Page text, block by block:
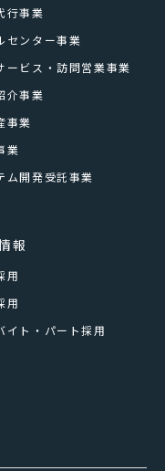
行事業
センター事業
ービス・訪問営業事業
介事業
事業
業
ム開発受託事業
報
用
用
イト・パート採用